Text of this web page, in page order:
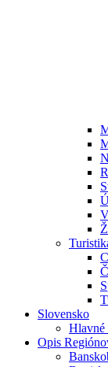
Slovensko
Hlavné
Opis